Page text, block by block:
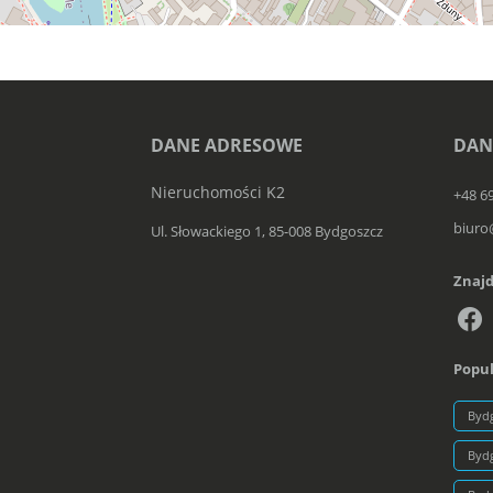
DANE ADRESOWE
Nieruchomości K2
Ul. Słowackiego 1, 85-008 Bydgoszcz
+48